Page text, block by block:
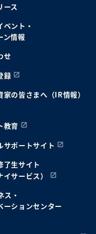
ース
ベント・
ン情報
せ
録
家の皆さまへ（IR情報）
教育
サポートサイト
了生サイト
イサービス）
ス・
ーションセンター